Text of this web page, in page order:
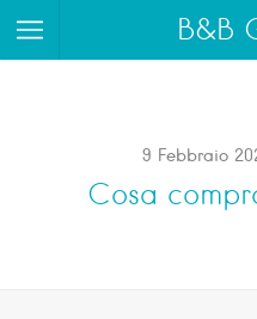
B&B
9 Febbraio
Cosa